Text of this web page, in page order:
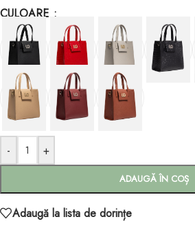
CULOARE
- +
ADAUGĂ ÎN COȘ
Adaugă la lista de dorințe